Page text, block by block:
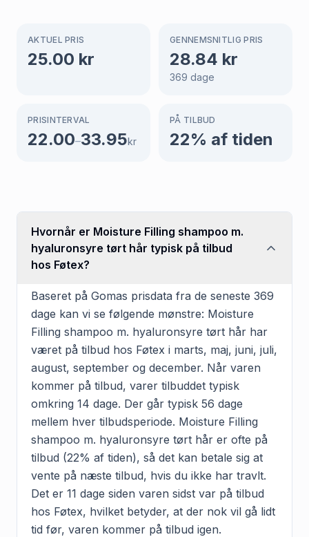
AKTUEL PRIS
25.00 kr
GENNEMSNITLIG PRIS
28.84 kr
369 dage
PRISINTERVAL
22.00–33.95kr
PÅ TILBUD
22% af tiden
Hvornår er Moisture Filling shampoo m.
hyaluronsyre tørt hår typisk på tilbud
hos Føtex?
Baseret på Gomas prisdata fra de seneste 369
dage kan vi se følgende mønstre: Moisture
Filling shampoo m. hyaluronsyre tørt hår har
været på tilbud hos Føtex i marts, maj, juni, juli,
august, september og december. Når varen
kommer på tilbud, varer tilbuddet typisk
omkring 14 dage. Der går typisk 56 dage
mellem hver tilbudsperiode. Moisture Filling
shampoo m. hyaluronsyre tørt hår er ofte på
tilbud (22% af tiden), så det kan betale sig at
vente på næste tilbud, hvis du ikke har travlt.
Det er 11 dage siden varen sidst var på tilbud
hos Føtex, hvilket betyder, at der nok vil gå lidt
tid før, varen kommer på tilbud igen.